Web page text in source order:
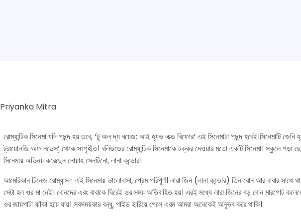
Priyanka Mitra
রোম্যান্টিক সিনেমা যদি পছন্দ হয় তবে, ‘টু অল দ্য বয়েজ: আই হ্যভ লাভ্ড বিফোর’ এই সিনেমাটা পছন্দ হবেই।সিনেমাটি জেনি
ট্রায়োলজি অফ নভেল্স্’ থেকে সংগৃহীত। বলিউডের রোম্যান্টিক সিনেমাকে টক্কর দেওয়ার মতো একটি সিনেমা। স্কুলে পড়া
সিনেমায় অভিনয় করেছেন নোয়াহ সেনটিনো, লানা কন্ডোর।
আমেরিকান টিনেজ রোম্যান্স- এই সিনেমায় ভালোবাসা, প্রেম পরিপূর্ণ। লারা জিন (লানা কন্ডোর) তিন বোন আর বাবার সাথে
সেটা হল ওর মা নেই। বোনদের এবং বাবাকে ঘিরেই ওর সময় অতিবাহিত হয়। এরই মধ্যে লারা জিনের বড় বোন মারগোট
ওর জায়গাটা ফাঁকা হয়ে যায়। সবসময়কার বন্ধু, গাইড হারিয়ে গেলে এরম আমরা অনেকেই অনুভব করে থাকি।